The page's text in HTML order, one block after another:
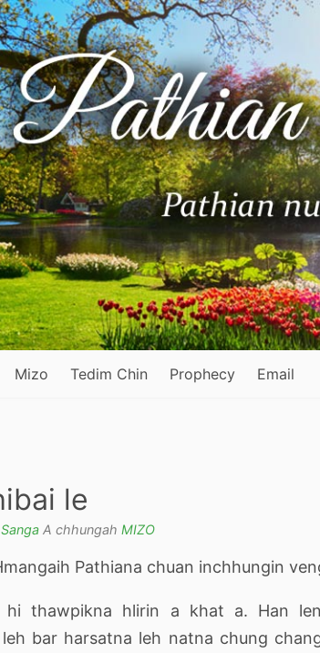
Mizo Tedim Chin Prophecy Email
le
Sanga A chhungah MIZO
Pathiana chuan inchhungin
hi thawpikna hlirin a khat a. Han
bar harsatna leh natna chung